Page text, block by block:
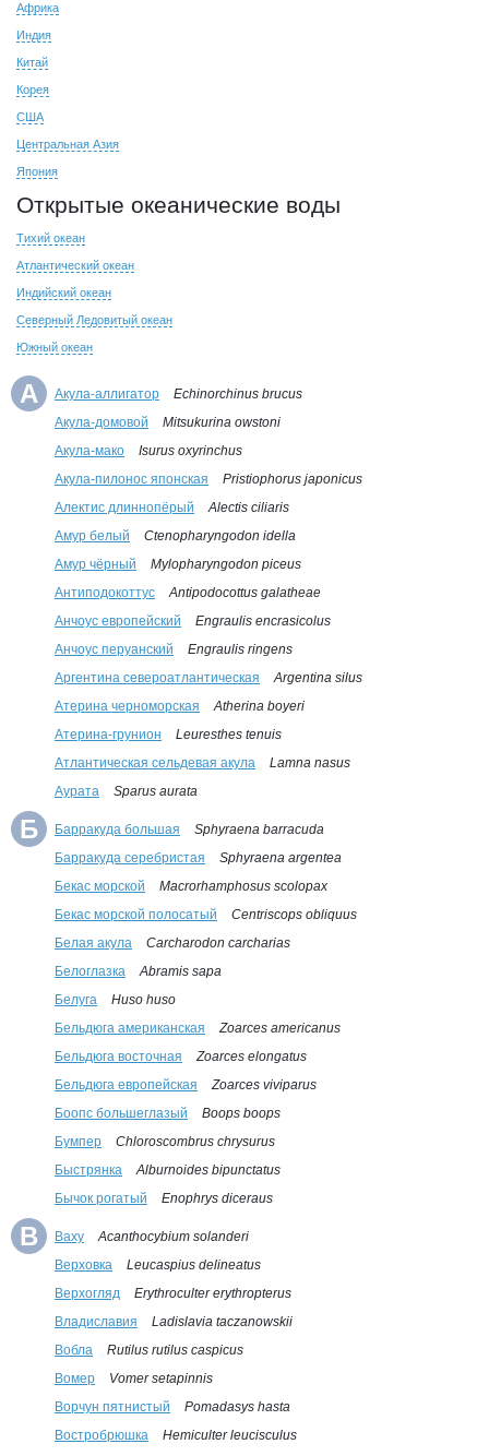
Африка
Индия
Китай
Корея
США
Центральная Азия
Япония
Открытые океанические воды
Тихий океан
Атлантический океан
Индийский океан
Северный Ледовитый океан
Южный океан
А Акула-аллигатор
Echinorchinus brucus
Акула-домовой
Mitsukurina owstoni
Акула-мако
Isurus oxyrinchus
Акула-пилонос японская
Pristiophorus japonicus
Алектис длиннопёрый
Alectis ciliaris
Амур белый
Ctenopharyngodon idella
Амур чёрный
Mylopharyngodon piceus
Антиподокоттус
Antipodocottus galatheae
Анчоус европейский
Engraulis encrasicolus
Анчоус перуанский
Engraulis ringens
Аргентина североатлантическая
Argentina silus
Атерина черноморская
Atherina boyeri
Атерина-грунион
Leuresthes tenuis
Атлантическая сельдевая акула
Lamna nasus
Аурата
Sparus aurata
Б Барракуда большая
Sphyraena barracuda
Барракуда серебристая
Sphyraena argentea
Бекас морской
Macrorhamphosus scolopax
Бекас морской полосатый
Centriscops obliquus
Белая акула
Carcharodon carcharias
Белоглазка
Abramis sapa
Белуга
Huso huso
Бельдюга американская
Zoarces americanus
Бельдюга восточная
Zoarces elongatus
Бельдюга европейская
Zoarces viviparus
Боопс большеглазый
Boops boops
Бумпер
Chloroscombrus chrysurus
Быстрянка
Alburnoides bipunctatus
Бычок рогатый
Enophrys diceraus
В Ваху
Acanthocybium solanderi
Верховка
Leucaspius delineatus
Верхогляд
Erythroculter erythropterus
Владиславия
Ladislavia taczanowskii
Вобла
Rutilus rutilus caspicus
Вомер
Vomer setapinnis
Ворчун пятнистый
Pomadasys hasta
Востробрюшка
Hemiculter leucisculus